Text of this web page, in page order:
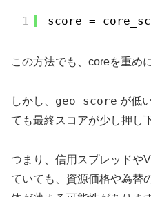
1 score =
この方法でも、coreを重め
しかし、 geo_score が低
ても最終スコアが少し押し
つまり、信用スプレッドや
ていても、資源価格や為替